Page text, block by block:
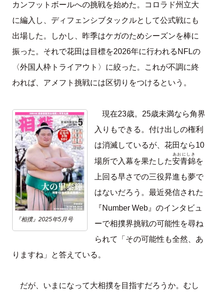
カンフットボールへの挑戦を始めた。コロラド州立大
に編入し、ディフェンシブタックルとして公式戦にも
出場した。しかし、昨季はケガのためシーズンを棒に
振った。それで花田は目標を2026年に行われるNFLの
〈外国人枠トライアウト〉に絞った。これが不調に終
われば、アメフト挑戦には区切りをつけるという。
『相撲』2025年5月号
現在23歳。25歳未満なら角界
入りもできる。付け出しの権利
は消滅しているが、花田なら10
場所で入幕を果たした安青錦
あおにしき
を
上回る早さでの三役昇進も夢で
はないだろう。最近発信された
『Number Web』のインタビュ
ーで相撲界挑戦の可能性を尋ね
られて「その可能性も全然、あ
りますね」と答えている。
だが、いまになって大相撲を目指すだろうか。むし